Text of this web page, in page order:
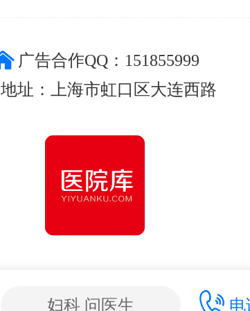
广告合作QQ：151855999
地址：上海市虹口区大连西路
妇科 问医生 电